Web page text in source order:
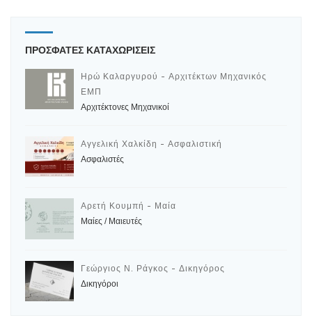
ΠΡΟΣΦΑΤΕΣ ΚΑΤΑΧΩΡΙΣΕΙΣ
Ηρώ Καλαργυρού - Αρχιτέκτων Μηχανικός
ΕΜΠ
Αρχιτέκτονες Μηχανικοί
Αγγελική Χαλκίδη - Ασφαλιστική
Ασφαλιστές
Αρετή Κουμπή - Μαία
Μαίες / Μαιευτές
Γεώργιος Ν. Ράγκος - Δικηγόρος
Δικηγόροι